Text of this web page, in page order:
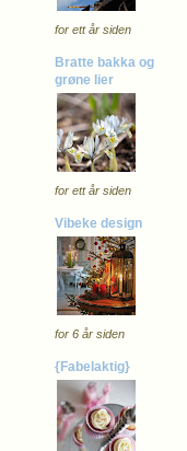
for ett år siden
Bratte bakka og
grøne lier
for ett år siden
Vibeke design
for 6 år siden
{Fabelaktig}